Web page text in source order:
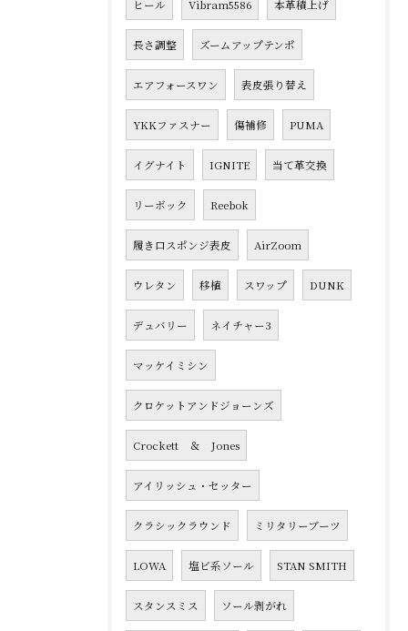
ヒール Vibram5586 本革積上げ
長さ調整 ズームアップテンポ
エアフォースワン 表皮張り替え
YKKファスナー 傷補修 PUMA
イグナイト IGNITE 当て革交換
リーボック Reebok
履き口スポンジ表皮 AirZoom
ウレタン 移植 スワップ DUNK
デュバリー ネイチャー3
マッケイミシン
クロケットアンドジョーンズ
Crockett ＆ Jones
アイリッシュ・セッター
クラシックラウンド ミリタリーブーツ
LOWA 塩ビ系ソール STAN SMITH
スタンスミス ソール剥がれ